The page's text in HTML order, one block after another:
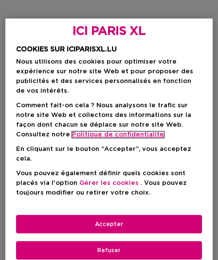
Choisissez votre format
ICI PARIS XL
COOKIES SUR ICIPARISXL.LU
Nous utilisons des cookies pour optimiser votre
expérience sur notre site Web et pour proposer des
publicités et des services personnalisés en fonction
de vos intérêts.
Comment fait-on cela ? Nous analysons le trafic sur
notre site Web et collectons des informations sur la
façon dont chacun se déplace sur notre site Web.
Consultez notre Politique de confidentialite
En cliquant sur le bouton “Accepter”, vous acceptez
cela.
Vous pouvez également définir quels cookies sont
placés via l'option Gérer les cookies . Vous pouvez
toujours modifier ou retirer votre choix.
Refuser
Accepter